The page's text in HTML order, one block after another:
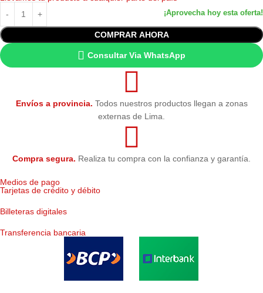
COMPRAR AHORA
Consultar Via WhatsApp
Envíos a provincia. Todos nuestros productos llegan a zonas
externas de Lima.
Compra segura. Realiza tu compra con la confianza y garantía.
Medios de pago
Tarjetas de crédito y débito
Billeteras digitales
Transferencia bancaria